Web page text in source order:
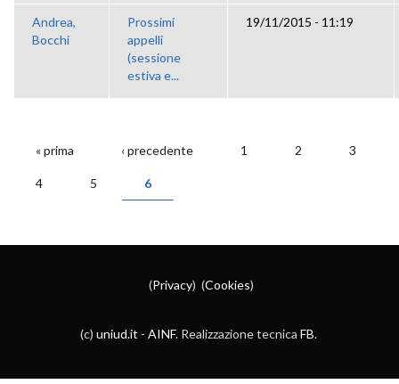
Andrea,
Bocchi
Prossimi
appelli
(sessione
estiva e...
19/11/2015 - 11:19
PAGINE
« prima ‹ precedente 1 2 3
4 5 6
(Privacy) (Cookies)
(c) uniud.it - AINF. Realizzazione tecnica FB.